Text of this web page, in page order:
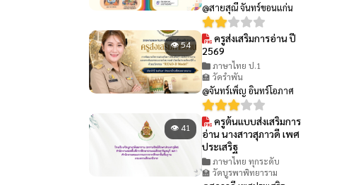
@สายสุณี จันทร์ขอนแก่น
👁 54
ครูส่งเสริมการอ่าน ปี
2569
ภาษาไทย ป.1
🏫 วัดรำพัน
@จันทร์เพ็ญ อินทร์โอภาศ
👁 41
ครูต้นแบบส่งเสริมการ
อ่าน นางสาวสุภาวดี เพศ
ประเสริฐ
ภาษาไทย ทุกระดับ
🏫 วัดบูรพาพิทยาราม